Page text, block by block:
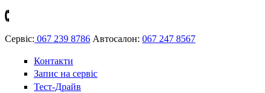
Сервіс: 067 239 8786 Автосалон: 067 247 8567
Контакти
Запис на сервіс
Тест-Драйв